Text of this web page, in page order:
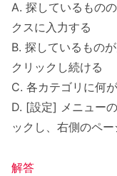
A. 探しているもの
クスに入力する
B. 探しているもの
クリックし続ける
C. 各カテゴリに何
D. [設定] メニュー
ックし、右側のペ
解答